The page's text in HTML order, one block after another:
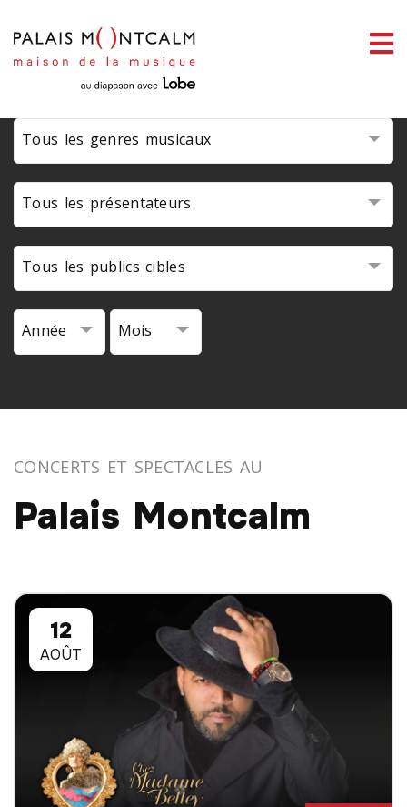
Tous les genres musicaux
Tous les présentateurs
Tous les publics cibles
Année Mois
CONCERTS ET SPECTACLES AU
Palais Montcalm
12
AOÛT